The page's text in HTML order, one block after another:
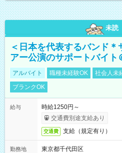
未読
＜日本を代表するバンド
アー公演のサポートバイト
アルバイト 職種未経験OK 社会人未
ブランクOK
給与
時給1250円～
交通費別途支給あり
交通費 支給（規定有り）
勤務地
東京都千代田区